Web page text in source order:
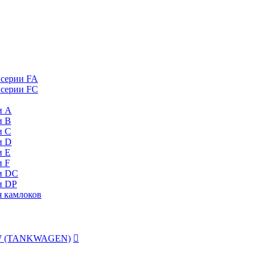
FA
FC
А
B
C
D
Е
F
DC
DP
камлоков
(TANKWAGEN) 